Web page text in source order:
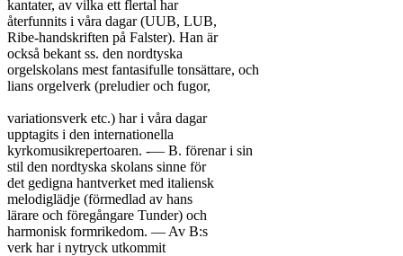
kantater, av vilka ett flertal har
återfunnits i våra dagar (UUB, LUB,
Ribe-handskriften på Falster). Han är
också bekant ss. den nordtyska
orgelskolans mest fantasifulle tonsättare, och
lians orgelverk (preludier och fugor,
variationsverk etc.) har i våra dagar
upptagits i den internationella
kyrkomusikrepertoaren. -— B. förenar i sin
stil den nordtyska skolans sinne för
det gedigna hantverket med italiensk
melodiglädje (förmedlad av hans
lärare och föregångare Tunder) och
harmonisk formrikedom. — Av B:s
verk har i nytryck utkommit